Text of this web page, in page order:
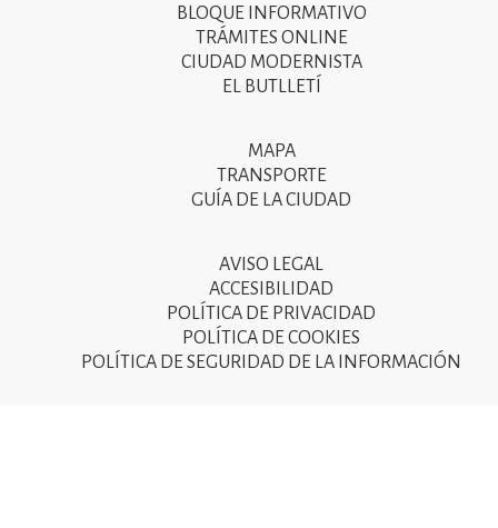
BLOQUE INFORMATIVO
TRÁMITES ONLINE
CIUDAD MODERNISTA
EL BUTLLETÍ
MAPA
TRANSPORTE
GUÍA DE LA CIUDAD
AVISO LEGAL
ACCESIBILIDAD
POLÍTICA DE PRIVACIDAD
POLÍTICA DE COOKIES
POLÍTICA DE SEGURIDAD DE LA INFORMACIÓN